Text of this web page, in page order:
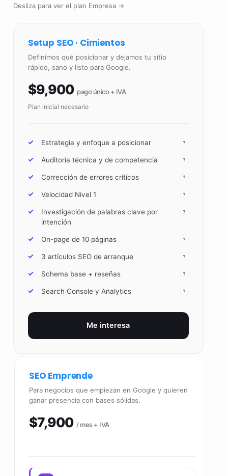
Desliza para ver el plan Empresa →
Setup SEO · Cimientos
Definimos qué posicionar y dejamos tu sitio
rápido, sano y listo para Google.
$9,900 pago único + IVA
Plan inicial necesario
Estrategia y enfoque a posicionar ?
Auditoría técnica y de competencia ?
Corrección de errores críticos ?
Velocidad Nivel 1 ?
Investigación de palabras clave por
intención
?
On-page de 10 páginas ?
3 artículos SEO de arranque ?
Schema base + reseñas ?
Search Console y Analytics ?
Me interesa
SEO Emprende
Para negocios que empiezan en Google y quieren
ganar presencia con bases sólidas.
$7,900/ mes + IVA